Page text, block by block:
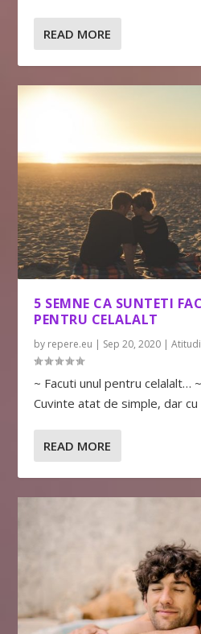
READ MORE
5 SEMNE CA SUNTETI
PENTRU CELALALT
by repere.eu | Sep 20, 2020 |
~ Facuti unul pentru celalalt…
Cuvinte atat de simple, dar cu
READ MORE